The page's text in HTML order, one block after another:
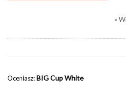
«
Oceniasz:BIG Cup White